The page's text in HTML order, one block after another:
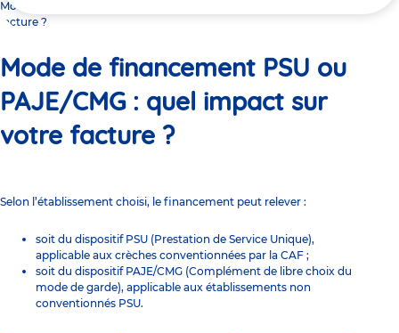
ici
Mode de financement PSU ou PAJE/CMG : quel impact sur votre
facture ?
Mode de financement PSU ou
PAJE/CMG : quel impact sur
votre facture ?
Selon l’établissement choisi, le financement peut relever :
soit du dispositif PSU (Prestation de Service Unique),
applicable aux crèches conventionnées par la CAF ;
soit du dispositif PAJE/CMG (Complément de libre choix du
mode de garde), applicable aux établissements non
conventionnés PSU.